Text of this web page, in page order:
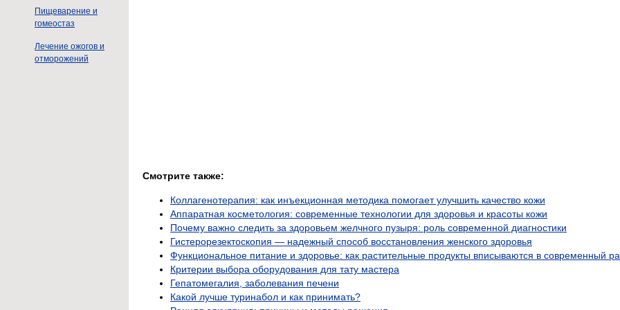
Пищеварение и
гомеостаз
Лечение ожогов и
отморожений
Смотрите также:
Коллагенотерапия: как инъекционная методика помогает улучшить качество кожи
Аппаратная косметология: современные технологии для здоровья и красоты кожи
Почему важно следить за здоровьем желчного пузыря: роль современной диагностики
Гистерорезектоскопия — надежный способ восстановления женского здоровья
Функциональное питание и здоровье: как растительные продукты вписываются в современный
Критерии выбора оборудования для тату мастера
Гепатомегалия, заболевания печени
Какой лучше туринабол и как принимать?